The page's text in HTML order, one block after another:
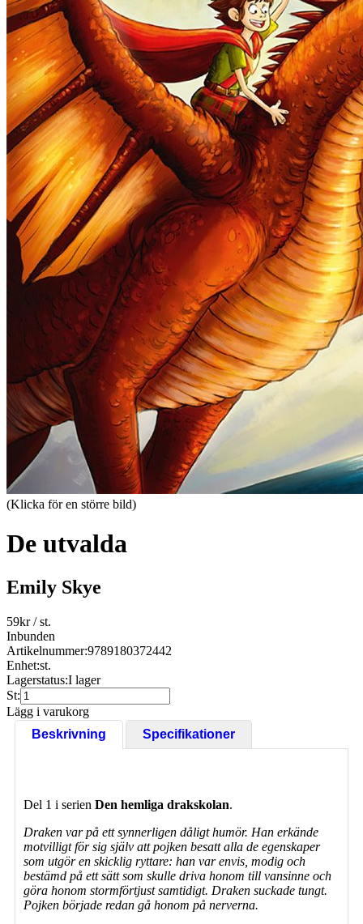
(Klicka för en större bild)
De utvalda
Emily Skye
59kr/ st.
Inbunden
Artikelnummer:9789180372442
Enhet:st.
Lagerstatus:I lager
St:
Lägg i varukorg
Beskrivning
Specifikationer
Del 1 i serien Den hemliga drakskolan.
Draken var på ett synnerligen dåligt humör. Han erkände
motvilligt för sig själv att pojken besatt alla de egenskaper
som utgör en skicklig ryttare: han var envis, modig och
bestämd på ett sätt som skulle driva honom till vansinne och
göra honom stormförtjust samtidigt. Draken suckade tungt.
Pojken började redan gå honom på nerverna.